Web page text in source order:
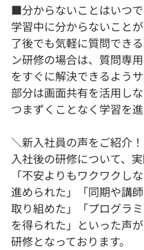
■分からないことはいつ
学習中に分からないこと
了後でも気軽に質問でき
ン研修の場合は、質問専
をすぐに解決できるよう
部分は画面共有を活用し
つまずくことなく学習を進
＼新入社員の声をご紹介
入社後の研修について、
「不安よりもワクワクし
進められた」「同期や講
取り組めた」「プログラ
を得られた」といった声
研修となっております。